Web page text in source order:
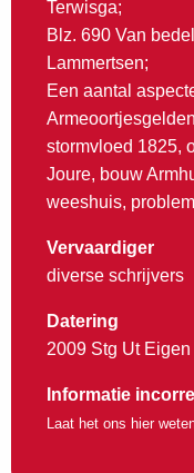
Terwisga;
Blz. 690 Van
Lammertsen;
Een aantal
stormvloed 1825,
Joure, bouw
weeshuis,
Vervaardiger
diverse schrijvers
Datering
2009 Stg Ut Eigen
Informatie
Laat het ons hier